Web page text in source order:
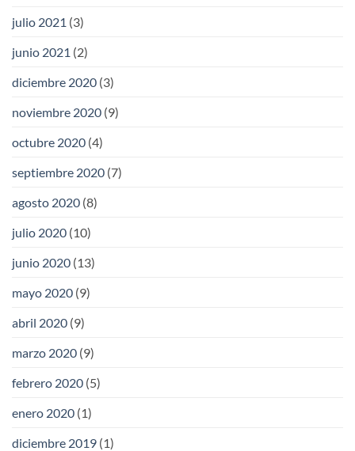
julio 2021 (3)
junio 2021 (2)
diciembre 2020 (3)
noviembre 2020 (9)
octubre 2020 (4)
septiembre 2020 (7)
agosto 2020 (8)
julio 2020 (10)
junio 2020 (13)
mayo 2020 (9)
abril 2020 (9)
marzo 2020 (9)
febrero 2020 (5)
enero 2020 (1)
diciembre 2019 (1)